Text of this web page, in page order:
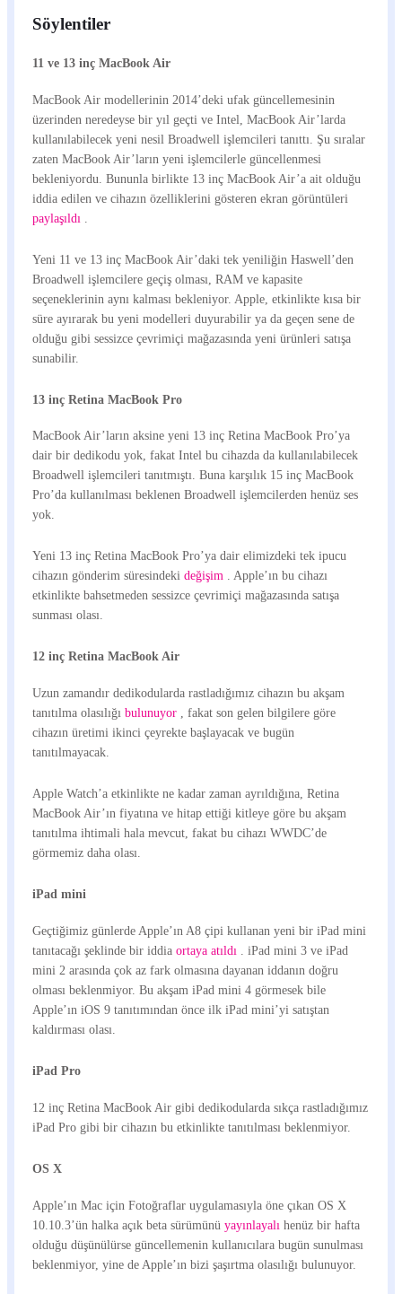
Söylentiler
11 ve 13 inç MacBook Air
MacBook Air modellerinin 2014’deki ufak güncellemesinin
üzerinden neredeyse bir yıl geçti ve Intel, MacBook Air’larda
kullanılabilecek yeni nesil Broadwell işlemcileri tanıttı. Şu sıralar
zaten MacBook Air’ların yeni işlemcilerle güncellenmesi
bekleniyordu. Bununla birlikte 13 inç MacBook Air’a ait olduğu
iddia edilen ve cihazın özelliklerini gösteren ekran görüntüleri
paylaşıldı
Yeni 11 ve 13 inç MacBook Air’daki tek yeniliğin Haswell’den
Broadwell işlemcilere geçiş olması, RAM ve kapasite
seçeneklerinin aynı kalması bekleniyor. Apple, etkinlikte kısa bir
süre ayırarak bu yeni modelleri duyurabilir ya da geçen sene de
olduğu gibi sessizce çevrimiçi mağazasında yeni ürünleri satışa
sunabilir.
13 inç Retina MacBook Pro
MacBook Air’ların aksine yeni 13 inç Retina MacBook Pro’ya
dair bir dedikodu yok, fakat Intel bu cihazda da kullanılabilecek
Broadwell işlemcileri tanıtmıştı. Buna karşılık 15 inç MacBook
Pro’da kullanılması beklenen Broadwell işlemcilerden henüz ses
yok.
Yeni 13 inç Retina MacBook Pro’ya dair elimizdeki tek ipucu
cihazın gönderim süresindeki değişim . Apple’ın bu cihazı
etkinlikte bahsetmeden sessizce çevrimiçi mağazasında satışa
sunması olası.
12 inç Retina MacBook Air
Uzun zamandır dedikodularda rastladığımız cihazın bu akşam
tanıtılma olasılığı bulunuyor , fakat son gelen bilgilere göre
cihazın üretimi ikinci çeyrekte başlayacak ve bugün
tanıtılmayacak.
Apple Watch’a etkinlikte ne kadar zaman ayrıldığına, Retina
MacBook Air’ın fiyatına ve hitap ettiği kitleye göre bu akşam
tanıtılma ihtimali hala mevcut, fakat bu cihazı WWDC’de
görmemiz daha olası.
iPad mini
Geçtiğimiz günlerde Apple’ın A8 çipi kullanan yeni bir iPad mini
tanıtacağı şeklinde bir iddia ortaya atıldı
. iPad mini 3 ve iPad
mini 2 arasında çok az fark olmasına dayanan iddanın doğru
olması beklenmiyor. Bu akşam iPad mini 4 görmesek bile
Apple’ın iOS 9 tanıtımından önce ilk iPad mini’yi satıştan
kaldırması olası.
iPad Pro
12 inç Retina MacBook Air gibi dedikodularda sıkça rastladığımız
iPad Pro gibi bir cihazın bu etkinlikte tanıtılması beklenmiyor.
OS X
Apple’ın Mac için Fotoğraflar uygulamasıyla öne çıkan OS X
10.10.3’ün halka açık beta sürümünü yayınlayalı henüz bir hafta
olduğu düşünülürse güncellemenin kullanıcılara bugün sunulması
beklenmiyor, yine de Apple’ın bizi şaşırtma olasılığı bulunuyor.